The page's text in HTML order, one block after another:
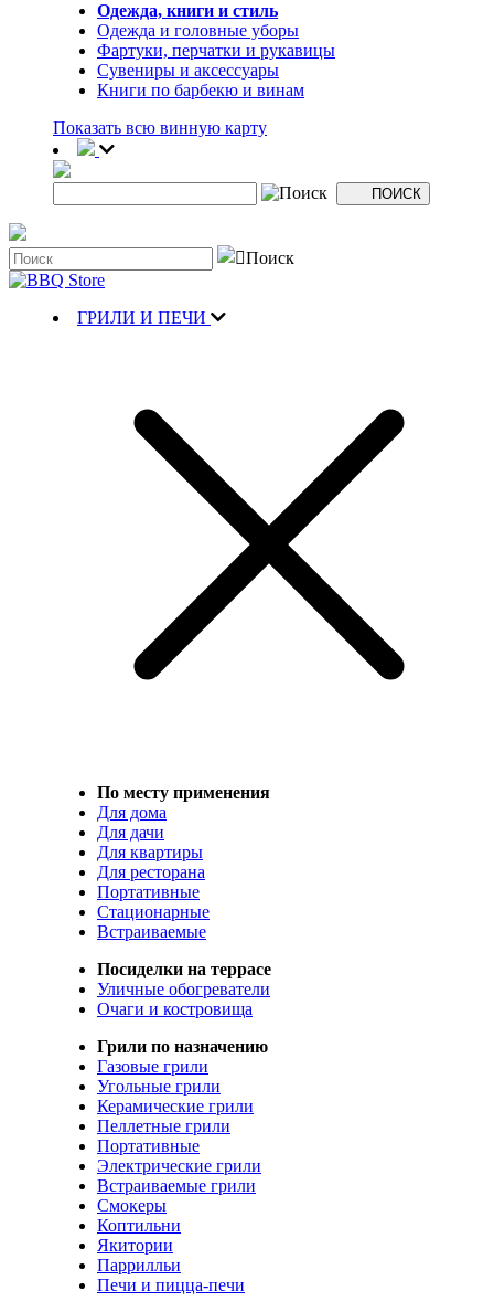
Одежда, книги и стиль
Одежда и головные уборы
Фартуки, перчатки и рукавицы
Сувениры и аксессуары
Книги по барбекю и винам
Показать всю винную карту
ГРИЛИ И ПЕЧИ
По месту применения
Для дома
Для дачи
Для квартиры
Для ресторана
Портативные
Стационарные
Встраиваемые
Посиделки на террасе
Уличные обогреватели
Очаги и костровища
Грили по назначению
Газовые грили
Угольные грили
Керамические грили
Пеллетные грили
Портативные
Электрические грили
Встраиваемые грили
Смокеры
Коптильни
Якитории
Паррилльи
Печи и пицца-печи